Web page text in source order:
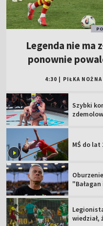
Legenda nie ma
ponownie
4:30 PIŁKA NOŻNA
Szybki
MŚ do lat
wiedział,